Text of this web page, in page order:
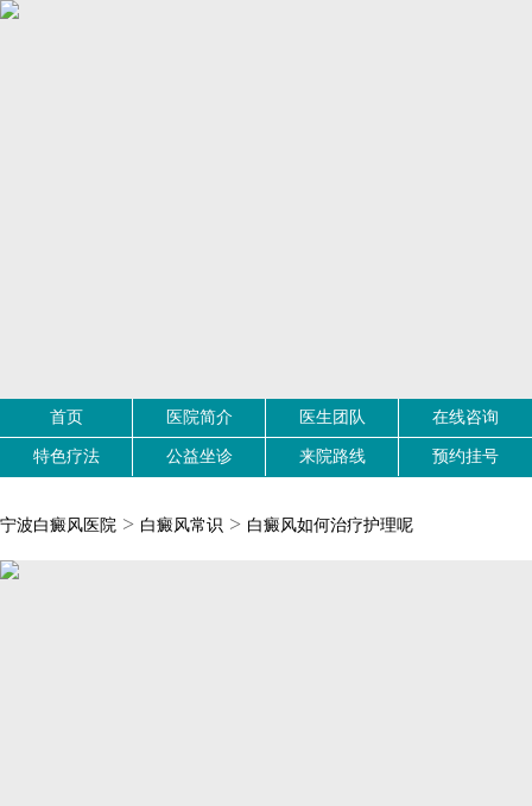
首页 医院简介 医生团队 在线咨询
特色疗法 公益坐诊 来院路线 预约挂号
宁波白癜风医院 > 白癜风常识 > 白癜风如何治疗护理呢